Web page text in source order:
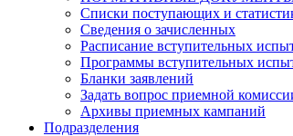
Списки поступающих и
Сведения о зачисленных
Расписание вступительных
Программы вступительных
Бланки заявлений
Задать вопрос приемной
Архивы приемных кампаний
Подразделения